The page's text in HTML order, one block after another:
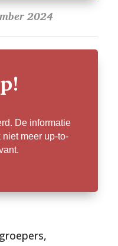
2024
De informatie
meer up-to-